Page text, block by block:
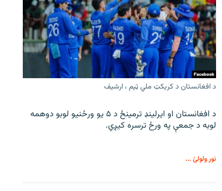
د افغانستان د کریکټ ملي ټیم ، ارشیف
د افغانستان او ایرلینډ ترمینځ د ۵ یو ورځنیو لوبو دوهمه
لوبه د جمعې په ورځ ترسره کیږي.
نور ولولئ ...